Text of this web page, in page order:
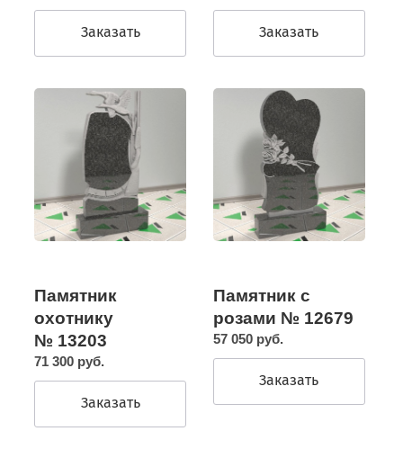
Заказать Заказать
Памятник
охотнику
№ 13203
71 300 руб.
Заказать
Памятник с
розами № 12679
57 050 руб.
Заказать